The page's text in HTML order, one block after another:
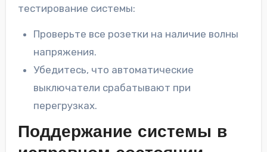
тестирование системы:
Проверьте все розетки на наличие волны
напряжения.
Убедитесь, что автоматические
выключатели срабатывают при
перегрузках.
Поддержание системы в